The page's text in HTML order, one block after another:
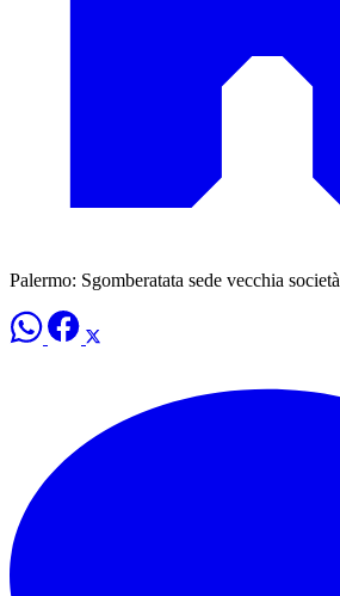
Palermo: Sgomberatata sede vecchia società